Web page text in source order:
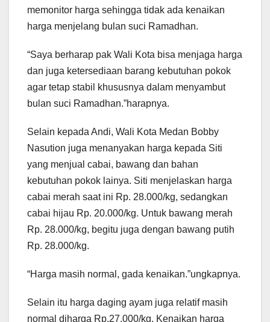
memonitor harga sehingga tidak ada kenaikan
harga menjelang bulan suci Ramadhan.
“Saya berharap pak Wali Kota bisa menjaga harga
dan juga ketersediaan barang kebutuhan pokok
agar tetap stabil khususnya dalam menyambut
bulan suci Ramadhan.”harapnya.
Selain kepada Andi, Wali Kota Medan Bobby
Nasution juga menanyakan harga kepada Siti
yang menjual cabai, bawang dan bahan
kebutuhan pokok lainya. Siti menjelaskan harga
cabai merah saat ini Rp. 28.000/kg, sedangkan
cabai hijau Rp. 20.000/kg. Untuk bawang merah
Rp. 28.000/kg, begitu juga dengan bawang putih
Rp. 28.000/kg.
“Harga masih normal, gada kenaikan.”ungkapnya.
Selain itu harga daging ayam juga relatif masih
normal diharga Rp.27.000/kg. Kenaikan harga